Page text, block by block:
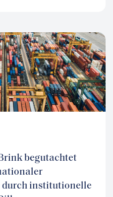
begutachtet
durch institutionelle